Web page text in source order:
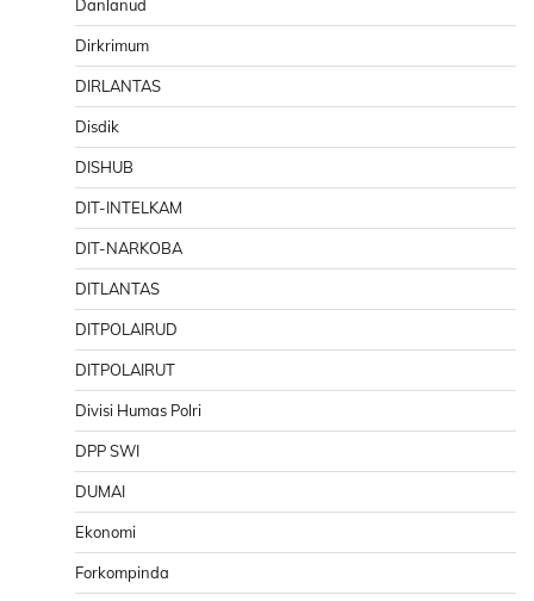
Danlanud
Dirkrimum
DIRLANTAS
Disdik
DISHUB
DIT-INTELKAM
DIT-NARKOBA
DITLANTAS
DITPOLAIRUD
DITPOLAIRUT
Divisi Humas Polri
DPP SWI
DUMAI
Ekonomi
Forkompinda